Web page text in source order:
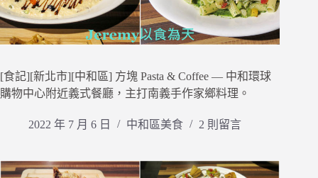
[食記][新北市][中和區] 方塊 Pasta & Coffee — 中和環球
購物中心附近義式餐廳，主打南義手作家鄉料理。
2022 年 7 月 6 日 中和區美食 2 則留言